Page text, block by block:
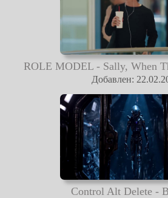
ROLE MODEL - Sally, When
Добавлен:
Control Alt Delete -